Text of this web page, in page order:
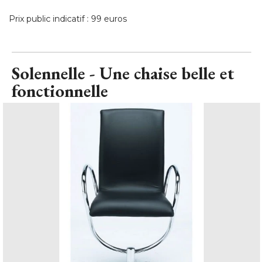
Prix public indicatif : 99 euros
Solennelle - Une chaise belle et
fonctionnelle